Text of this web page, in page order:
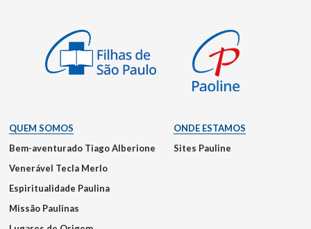
QUEM SOMOS
Bem-aventurado Tiago Alberione
Venerável Tecla Merlo
Espiritualidade Paulina
Missão Paulinas
ONDE ESTAMOS
Sites Pauline